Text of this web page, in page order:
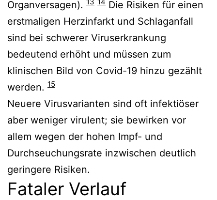
Organversagen).
Die Risiken für einen
erstmaligen Herzinfarkt und Schlaganfall
sind bei schwerer Viruserkrankung
bedeutend erhöht und müssen zum
klinischen Bild von Covid-19 hinzu gezählt
werden. 15
Neuere Virusvarianten sind oft infektiöser
aber weniger virulent; sie bewirken vor
allem wegen der hohen Impf- und
Durchseuchungsrate inzwischen deutlich
geringere Risiken.
Fataler Verlauf